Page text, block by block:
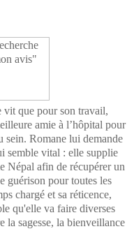
vit que pour son travail,
amie à l’hôpital pour
sein. Romane lui demande
semble vital : elle supplie
Népal afin de récupérer un
guérison pour toutes les
chargé et sa réticence,
qu'elle va faire diverses
la sagesse, la bienveillance